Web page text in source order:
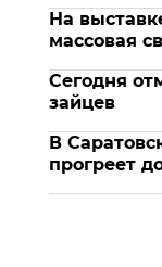
На
массовая
Сегодня
зайцев
В
прогреет